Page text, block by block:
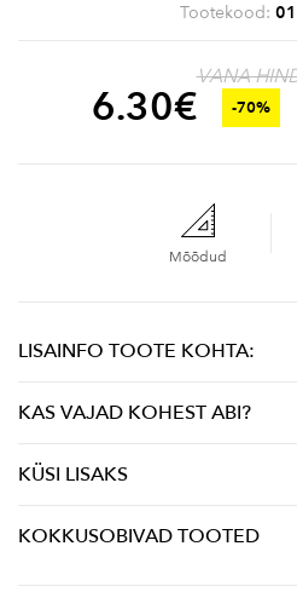
Tootekood:
VANA
6.30€ -70%
Mõõdud
LISAINFO TOOTE KOHTA:
KAS VAJAD KOHEST ABI?
KÜSI LISAKS
KOKKUSOBIVAD TOOTED